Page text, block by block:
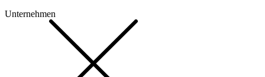
Unternehmen